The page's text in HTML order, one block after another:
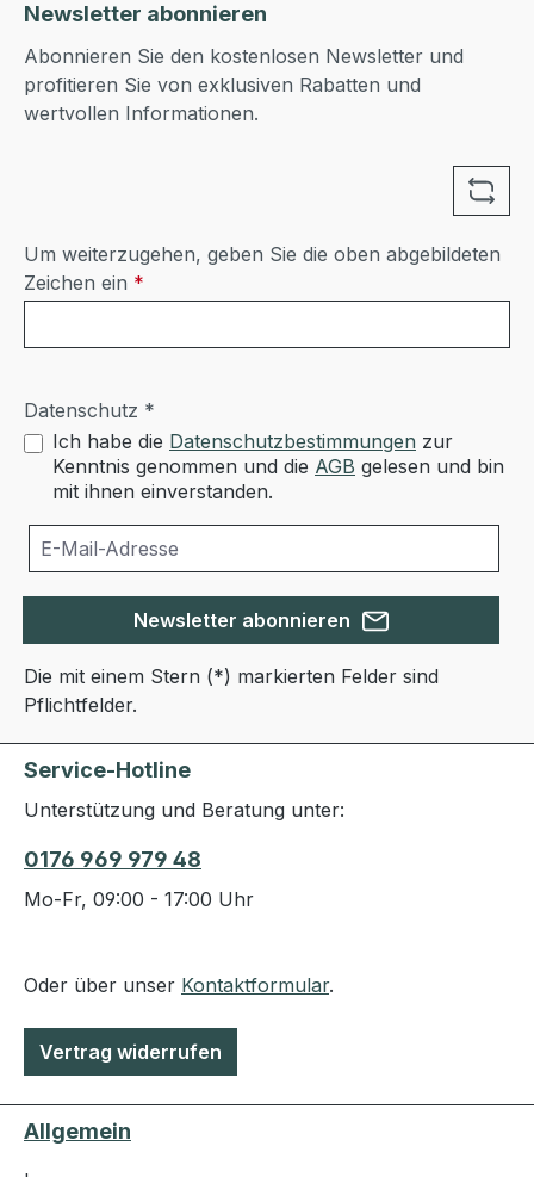
Newsletter abonnieren
Abonnieren Sie den kostenlosen Newsletter und
profitieren Sie von exklusiven Rabatten und
wertvollen Informationen.
Um weiterzugehen, geben Sie die oben abgebildeten
Zeichen ein *
Datenschutz *
Ich habe die Datenschutzbestimmungen zur
Kenntnis genommen und die AGB gelesen und bin
mit ihnen einverstanden.
Newsletter abonnieren
Die mit einem Stern (*) markierten Felder sind
Pflichtfelder.
Service-Hotline
Unterstützung und Beratung unter:
0176 969 979 48
Mo-Fr, 09:00 - 17:00 Uhr
Oder über unser Kontaktformular.
Vertrag widerrufen
Allgemein